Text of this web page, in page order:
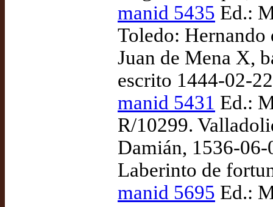
manid 5435 Ed.:
Toledo: Hernando
Juan de Mena X,
escrito 1444-02-
manid 5431 Ed.:
R/10299.
Damián, 1536-
Laberinto de
manid 5695 Ed.: